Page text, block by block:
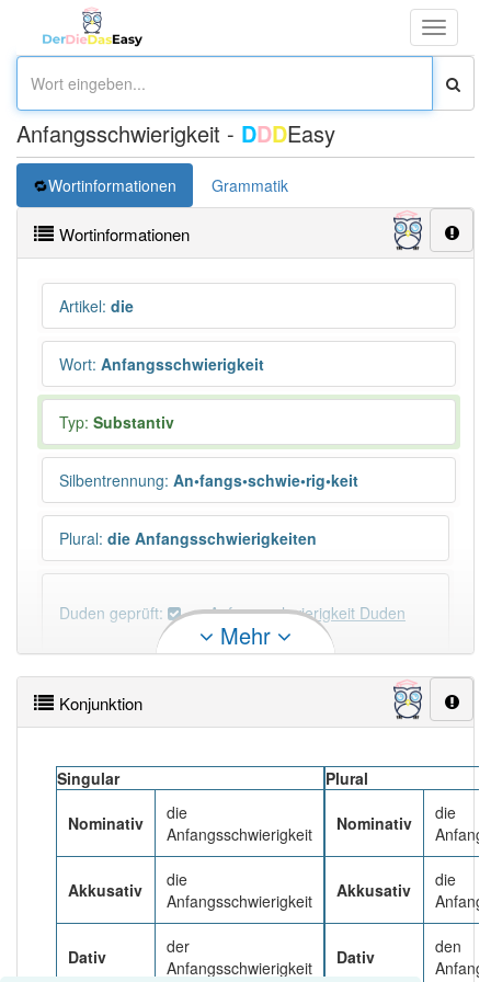
Toggle
Anfangsschwierigkeit - DDDEasy
Wortinformationen Grammatik
Wortinformationen
Artikel: die
Wort: Anfangsschwierigkeit
Typ: Substantiv
Silbentrennung: An•fangs•schwie•rig•keit
Plural: die Anfangsschwierigkeiten
Duden geprüft: Anfangsschwierigkeit Duden
×
Wörter, die mit "-keit" enden, haben fast immer
DER:0
DAS:0
Häufigkeit: 4 von 10
Mehr
Konjunktion
Singular
Nominativ
die
Anfangsschwierigkeit
Akkusativ
die
Anfangsschwierigkeit
Dativ
der
Anfangsschwierigkeit
Plural
Nominativ
die
Akkusativ
die
Dativ
den